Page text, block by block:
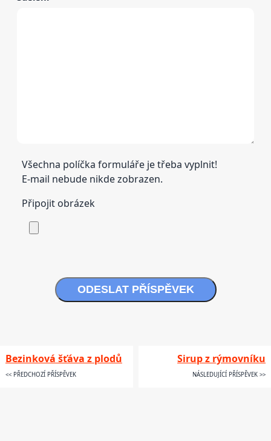
Všechna políčka formuláře je třeba vyplnit!
E-mail nebude nikde zobrazen.
Připojit obrázek
ODESLAT PŘÍSPĚVEK
Bezinková šťáva z plodů
<< PŘEDCHOZÍ PŘÍSPĚVEK
Sirup z rýmovníku
NÁSLEDUJÍCÍ PŘÍSPĚVEK >>